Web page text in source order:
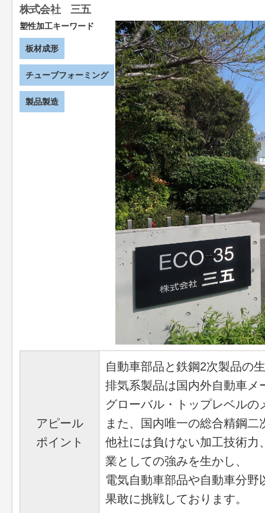
株式会社 三五
塑性加工キーワード
板材成形
チューブフォーミング
製品製造
アピール
ポイント
自動車部品と鉄鋼2次製品の
排気系製品は国内外自動車
グローバル・トップレベルの
また、国内唯一の総合精鋼
他社には負けない加工技術
業としての強みを生かし、
電気自動車部品や自動車分
果敢に挑戦しております。